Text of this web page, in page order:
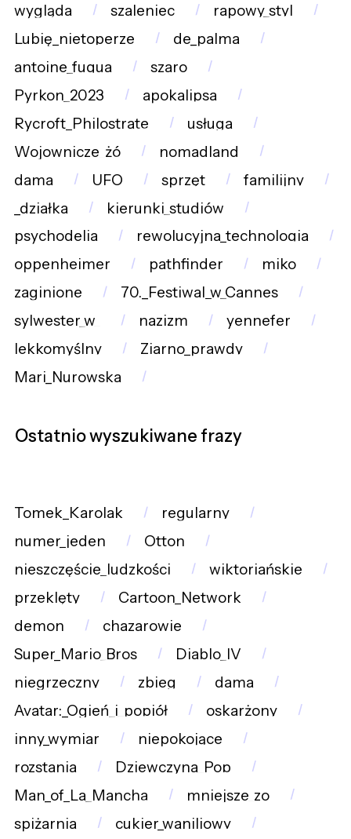
wygląda
szaleniec
rapowy_styl
Lubię_nietoperze
de_palma
antoine_fuqua
szaro
Pyrkon_2023
apokalipsa
Rycroft_Philostrate
usługa
Wojownicze_żó
nomadland
dama
UFO sprzęt
familijny
_działka
kierunki_studiów
psychodelia
rewolucyjna_technologia
oppenheimer
pathfinder
miko
zaginione
70._Festiwal_w_Cannes
sylwester_w_
nazizm
yennefer
lekkomyślny
Ziarno_prawdy
Mari_Nurowska
Ostatnio wyszukiwane frazy
Tomek_Karolak
regularny
numer_jeden
Otton
nieszczęście_ludzkości
wiktoriańskie
przeklęty
Cartoon_Network
demon
chazarowie
Super_Mario_Bros
Diablo_IV
niegrzeczny
zbieg
dama
Avatar:_Ogień_i_popiół
oskarżony
inny_wymiar
niepokojące
rozstania
Dziewczyna_Pop
Man_of_La_Mancha
mniejsze_zo
spiżarnia
cukier_waniliowy